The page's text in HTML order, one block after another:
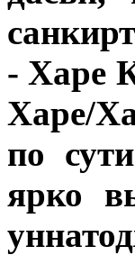
- Харе
Харе/
по
ярко